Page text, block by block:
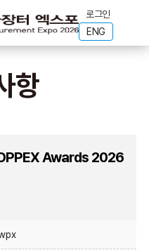
로그인
ENG
항
Awards 2026